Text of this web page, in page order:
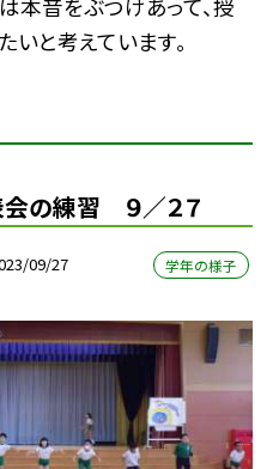
本音をぶつけあって、授
と考えています。
の練習 ９／２７
09/27 学年の様子